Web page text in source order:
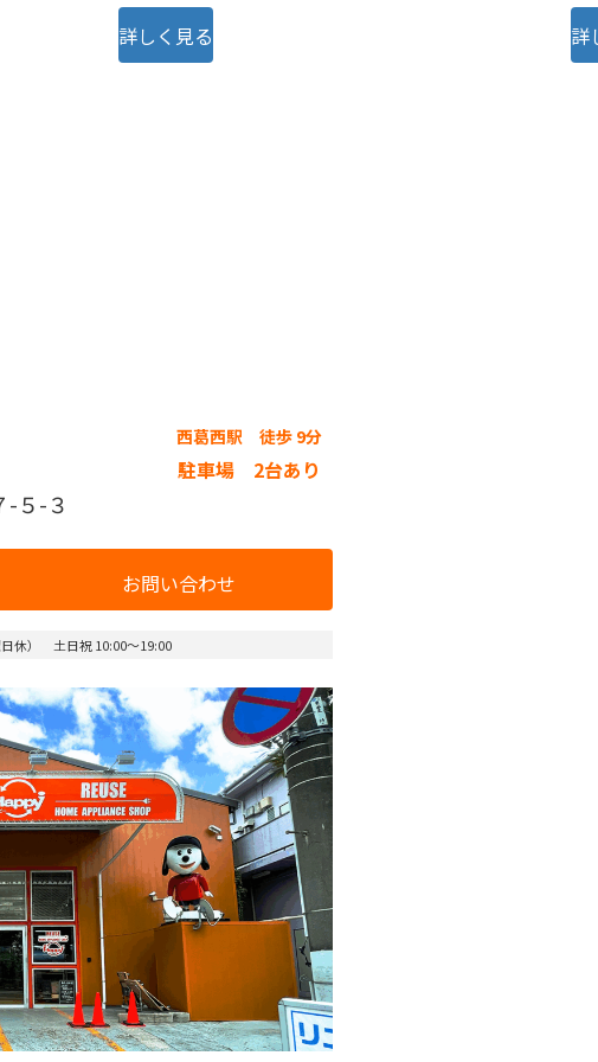
詳しく見る 詳
５-３
西葛西駅 徒歩 9分
駐車場 2台あり
お問い合わせ
日休） 土日祝 10:00～19:00